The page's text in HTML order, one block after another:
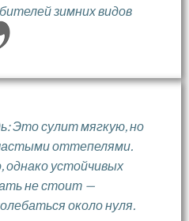
зимних видов
Это сулит мягкую, но
оттепелями.
однако устойчивых
не стоит —
около нуля.